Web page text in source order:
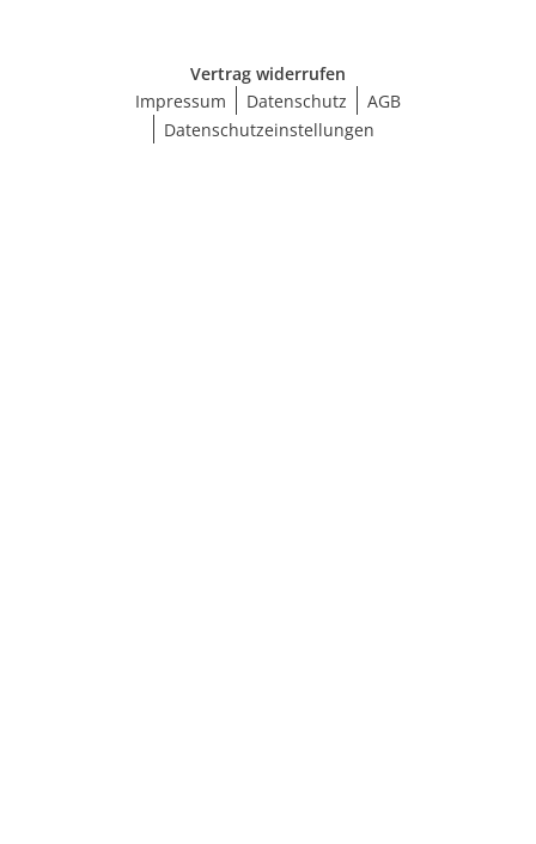
Vertrag widerrufen
Impressum
Datenschutz
AGB
Datenschutzeinstellungen